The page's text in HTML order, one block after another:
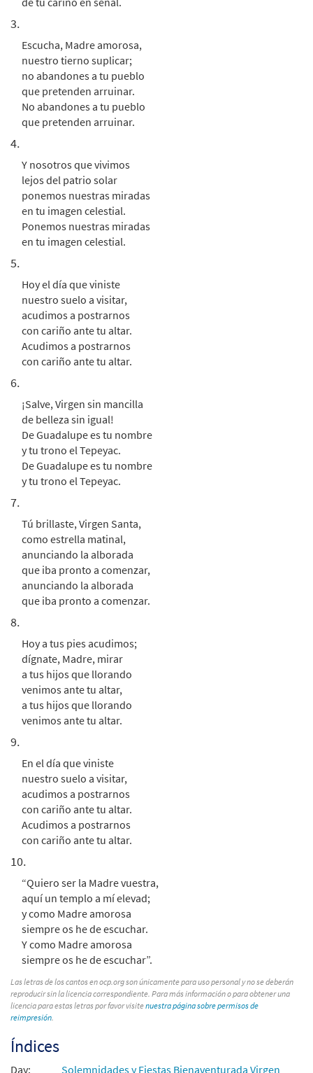
Oh Virgen de Guadalupe [Letra y Acordes
from Flor y Canto tercera edición
$2.15 30112346 DIGITAL
Agregar al carrito
3.
Escucha, Madre amorosa,
nuestro tierno suplicar;
no abandones a tu pueblo
que pretenden arruinar.
No abandones a tu pueblo
que pretenden arruinar.
4.
Y nosotros que vivimos
lejos del patrio solar
ponemos nuestras miradas
en tu imagen celestial.
Ponemos nuestras miradas
en tu imagen celestial.
5.
Hoy el día que viniste
nuestro suelo a visitar,
acudimos a postrarnos
con cariño ante tu altar.
Acudimos a postrarnos
con cariño ante tu altar.
6.
¡Salve, Virgen sin mancilla
de belleza sin igual!
De Guadalupe es tu nombre
y tu trono el Tepeyac.
De Guadalupe es tu nombre
y tu trono el Tepeyac.
7.
Tú brillaste, Virgen Santa,
como estrella matinal,
anunciando la alborada
que iba pronto a comenzar,
anunciando la alborada
que iba pronto a comenzar.
8.
Hoy a tus pies acudimos;
dígnate, Madre, mirar
a tus hijos que llorando
venimos ante tu altar,
a tus hijos que llorando
venimos ante tu altar.
9.
En el día que viniste
nuestro suelo a visitar,
acudimos a postrarnos
con cariño ante tu altar.
Acudimos a postrarnos
con cariño ante tu altar.
10.
“Quiero ser la Madre vuestra,
aquí un templo a mí elevad;
y como Madre amorosa
siempre os he de escuchar.
Y como Madre amorosa
siempre os he de escuchar”.
Las letras de los cantos en ocp.org son únicamente para uso personal y no se deberán
reproducir sin la licencia correspondiente. Para más información o para obtener una
licencia para estas letras por favor visitenuestra página sobre permisos de
reimpresión.
Índices
Day:
Solemnidades y Fiestas Bienaventurada Virgen